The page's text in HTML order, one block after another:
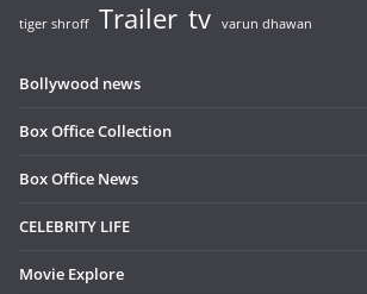
tiger shroff Trailer tv varun dhawan
Bollywood news
Box Office Collection
Box Office News
CELEBRITY LIFE
Movie Explore